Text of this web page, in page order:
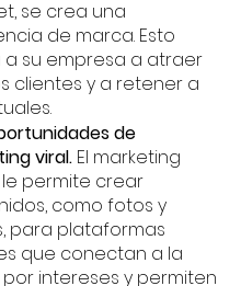
se crea una
de marca. Esto
a su empresa a atraer
clientes y a retener a
de
viral. El marketing
permite crear
como fotos y
para plataformas
que conectan a la
intereses y permiten